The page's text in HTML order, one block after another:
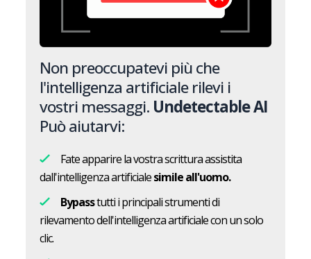
Non preoccupatevi più che
l'intelligenza artificiale rilevi i
vostri messaggi. Undetectable AI
Può aiutarvi:
Fate apparire la vostra scrittura assistita
dall'intelligenza artificialesimile all'uomo.
Bypasstutti i principali strumenti di
rilevamento dell'intelligenza artificiale con un solo
clic.